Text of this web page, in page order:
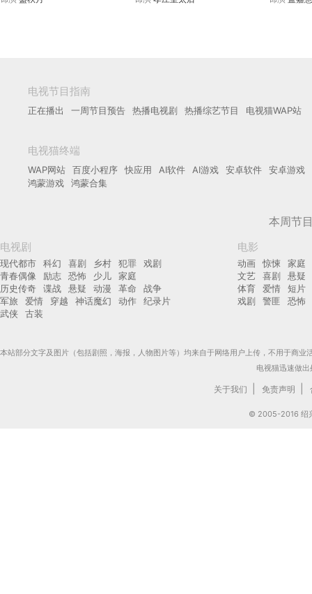
电视节目指南
正在播出 一周节目预告 热播电视剧 热播综艺节目 电视猫WAP站
电视猫终端
WAP网站 百度小程序 快应用 AI软件 AI游戏 安卓软件
安卓游戏
鸿蒙游戏
鸿蒙合集
本周节
电视剧
现代都市 科幻 喜剧 乡村 犯罪
戏剧
青春偶像
励志 恐怖 少儿
家庭
历史传奇
谍战 悬疑 动漫 革命
战争
军旅
爱情 穿越 神话魔幻 动作
纪录片
武侠
古装
电影
动画 惊悚
家庭
文艺
喜剧
悬疑
体育
爱情
短片
戏剧
警匪 恐怖
本站部分文字及图片（包括剧照，海报，人物图片等）均来自于网络用户上传，不用于商
电视猫迅速做
关于我们 免责声明
© 2005-2016 绍